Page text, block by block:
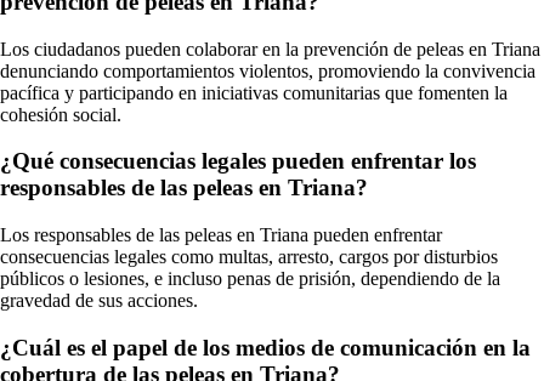
Los ciudadanos pueden colaborar en la prevención de peleas en Triana
denunciando comportamientos violentos, promoviendo la convivencia
pacífica y participando en iniciativas comunitarias que fomenten la
cohesión social.
¿Qué consecuencias legales pueden enfrentar los
responsables de las peleas en Triana?
Los responsables de las peleas en Triana pueden enfrentar
consecuencias legales como multas, arresto, cargos por disturbios
públicos o lesiones, e incluso penas de prisión, dependiendo de la
gravedad de sus acciones.
¿Cuál es el papel de los medios de comunicación en la
cobertura de las peleas en Triana?